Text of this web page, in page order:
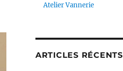
Atelier Vannerie
ARTICLES RÉCENTS